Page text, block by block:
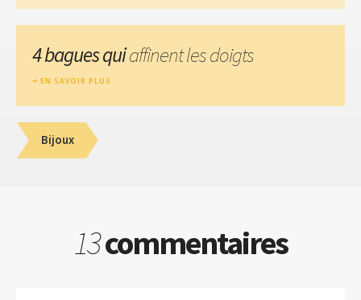
4 bagues quiaffinent les doigts
EN SAVOIR PLUS
Bijoux
13commentaires